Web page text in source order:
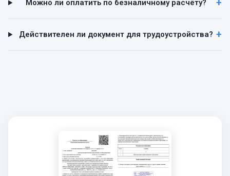
Можно ли оплатить по безналичному расчёту?
Действителен ли документ для трудоустройства?